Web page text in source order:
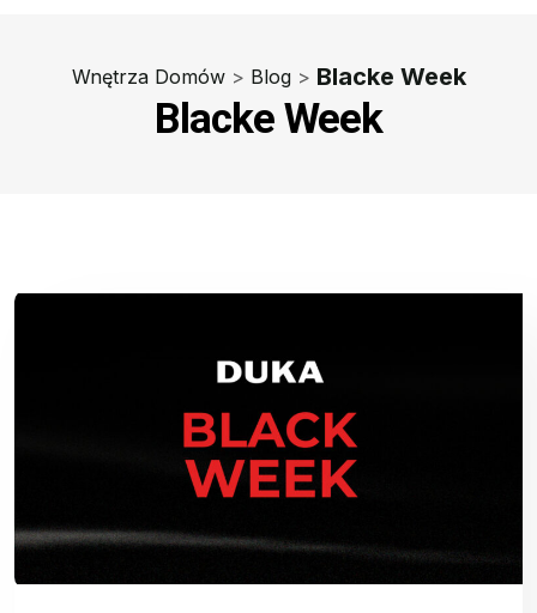
Wnętrza Domów > Blog > Blacke Week
Blacke Week